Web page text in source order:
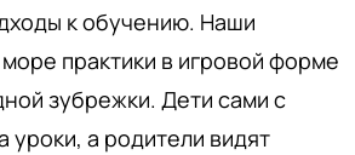
к обучению. Наши
практики в игровой форме
зубрежки. Дети сами с
уроки, а родители видят